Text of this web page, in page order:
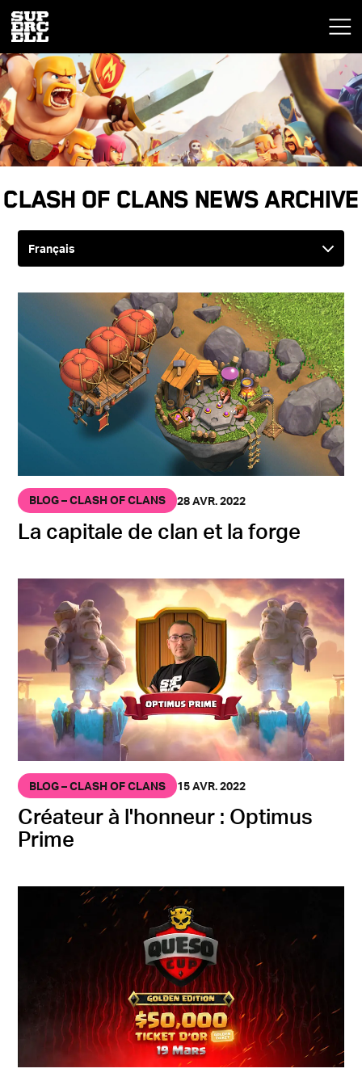
Clash of Clans News Archive
BLOG – CLASH OF CLANS 28 AVR. 2022
La capitale de clan et la forge
BLOG – CLASH OF CLANS 15 AVR. 2022
Créateur à l'honneur : Optimus
Prime